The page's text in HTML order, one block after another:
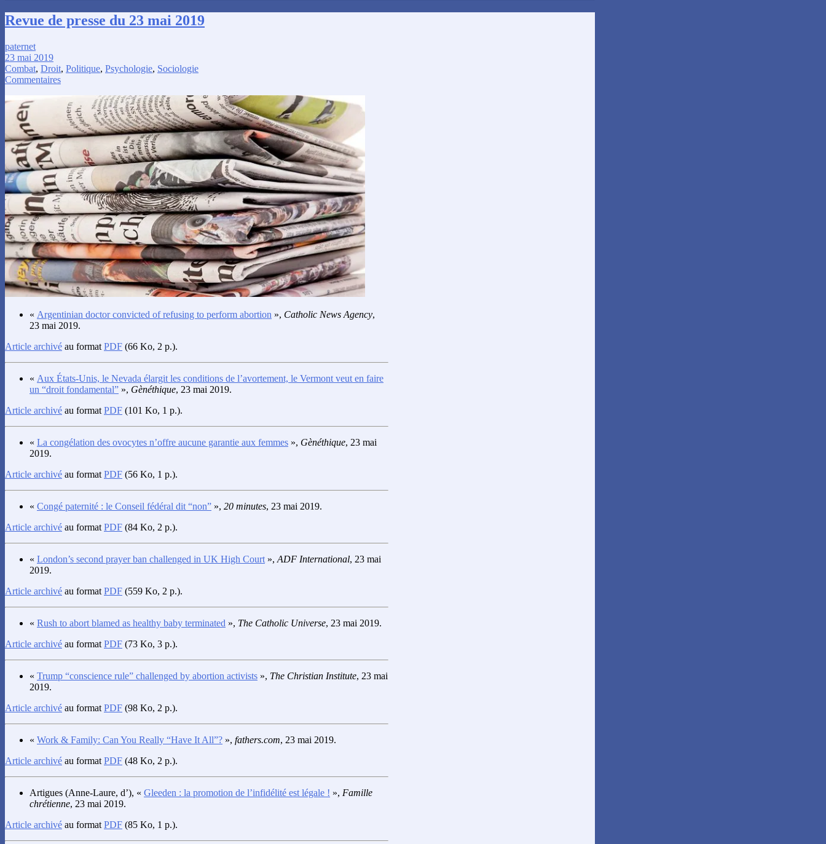
Revue de presse du 23 mai 2019
paternet
23 mai 2019
Combat, Droit, Politique, Psychologie, Sociologie
Commentaires
« Argentinian doctor convicted of refusing to perform abortion », Catholic News Agency,
23 mai 2019.
Article archivé au format PDF (66 Ko, 2 p.).
« Aux États-Unis, le Nevada élargit les conditions de l’avortement, le Vermont veut en faire
un “droit fondamental” », Gènéthique, 23 mai 2019.
Article archivé au format PDF (101 Ko, 1 p.).
« La congélation des ovocytes n’offre aucune garantie aux femmes », Gènéthique, 23 mai
2019.
Article archivé au format PDF (56 Ko, 1 p.).
« Congé paternité : le Conseil fédéral dit “non” », 20 minutes, 23 mai 2019.
Article archivé au format PDF (84 Ko, 2 p.).
« London’s second prayer ban challenged in UK High Court », ADF International, 23 mai
2019.
Article archivé au format PDF (559 Ko, 2 p.).
« Rush to abort blamed as healthy baby terminated », The Catholic Universe, 23 mai 2019.
Article archivé au format PDF (73 Ko, 3 p.).
« Trump “conscience rule” challenged by abortion activists », The Christian Institute, 23 mai
2019.
Article archivé au format PDF (98 Ko, 2 p.).
« Work & Family: Can You Really “Have It All”? », fathers.com, 23 mai 2019.
Article archivé au format PDF (48 Ko, 2 p.).
Artigues (Anne-Laure, d’), « Gleeden : la promotion de l’infidélité est légale ! », Famille
chrétienne, 23 mai 2019.
Article archivé au format PDF (85 Ko, 1 p.).